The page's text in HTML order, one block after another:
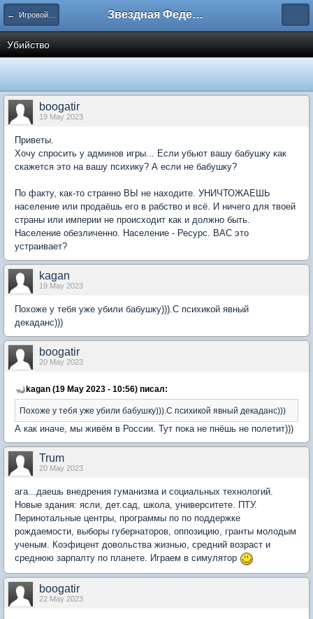
← Игровой процесс Звездная Федерация
Убийство
boogatir
19 May 2023
Приветы.
Хочу спросить у админов игры... Если убьют вашу бабушку как
скажется это на вашу психику? А если не бабушку?
По факту, как-то странно ВЫ не находите. УНИЧТОЖАЕШЬ
население или продаёшь его в рабство и всё. И ничего для твоей
страны или империи не происходит как и должно быть.
Население обезличенно. Население - Ресурс. ВАС это
устраивает?
kagan
19 May 2023
Похоже у тебя уже убили бабушку))).С психикой явный
декаданс)))
boogatir
20 May 2023
kagan (19 May 2023 - 10:56) писал:
Похоже у тебя уже убили бабушку))).С психикой явный декаданс)))
А как иначе, мы живём в России. Тут пока не пнёшь не полетит)))
Trum
20 May 2023
ага...даешь внедрения гуманизма и социальных технологий.
Новые здания: ясли, дет.сад, школа, университете. ПТУ.
Перинотальные центры, программы по по поддержке
рождаемости, выборы губернаторов, оппозицию, гранты молодым
ученым. Коэфицент довольства жизнью, средний возраст и
среднюю зарпалту по планете. Играем в симулятор
boogatir
22 May 2023